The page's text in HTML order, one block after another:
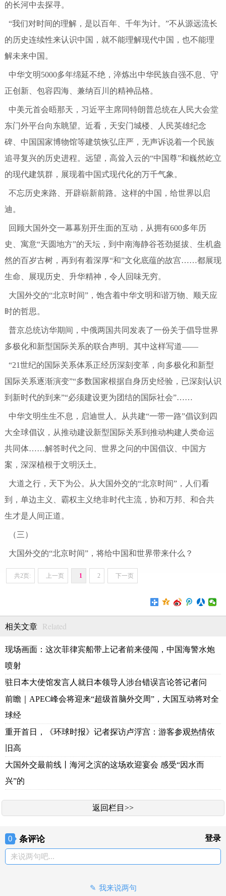
的长河中去探寻。
“我们对时间的理解，是以百年、千年为计。”不从源远流长
的历史连续性来认识中国，就不能理解现代中国，也不能理
解未来中国。
中华文明5000多年绵延不绝，淬炼出中华民族自强不息、守
正创新、包容四海、兼纳百川的精神品格。
中美元首会晤那天，习近平主席同特朗普总统在人民大会堂
东门外平台向东眺望。近看，天安门城楼、人民英雄纪念
碑、中国国家博物馆等建筑恢弘庄严，无声诉说着一个民族
追寻复兴的历史进程。远望，高耸入云的“中国尊”和巍然屹立
的现代建筑群，展现着中国式现代化的万千气象。
不忘历史来路、开辟崭新前路。这样的中国，给世界以启
迪。
回顾大国外交一幕幕别开生面的互动，从拥有600多年历
史、寓意“天圆地方”的天坛，到中南海静谷苍劲挺拔、生机盎
然的百岁古树，再到有着深厚“和”文化底蕴的故宫……都展现
生命、展现历史、升华精神，令人回味无穷。
大国外交的“北京时间”，饱含着中华文明和谐万物、顺天应
时的哲思。
普京总统访华期间，中俄两国共同发表了一份关于倡导世界
多极化和新型国际关系的联合声明。其中这样写道——
“21世纪的国际关系体系正经历深刻变革，向多极化和新型
国际关系逐渐演变”“多数国家根据自身历史经验，已深刻认识
到新时代的到来”“必须建设更为团结的国际社会”……
中华文明生生不息，启迪世人。从共建“一带一路”倡议到四
大全球倡议，从推动建设新型国际关系到推动构建人类命运
共同体……解答时代之问、世界之问的中国倡议、中国方
案，深深植根于文明沃土。
大道之行，天下为公。从大国外交的“北京时间”，人们看
到，单边主义、霸权主义绝非时代主流，协和万邦、和合共
生才是人间正道。
（三）
大国外交的“北京时间”，将给中国和世界带来什么？
共2页: 上一页 1 2 下一页
相关文章 Related
现场画面：这次菲律宾船带上记者前来侵闯，中国海警水炮
喷射
驻日本大使馆发言人就日本领导人涉台错误言论答记者问
前瞻｜APEC峰会将迎来“超级首脑外交周”，大国互动将对全
球经
重开首日，《环球时报》记者探访卢浮宫：游客参观热情依
旧高
大国外交最前线丨海河之滨的这场欢迎宴会 感受“因水而
兴”的
返回栏目>>
0 条评论 登录
来说两句吧...
我来说两句